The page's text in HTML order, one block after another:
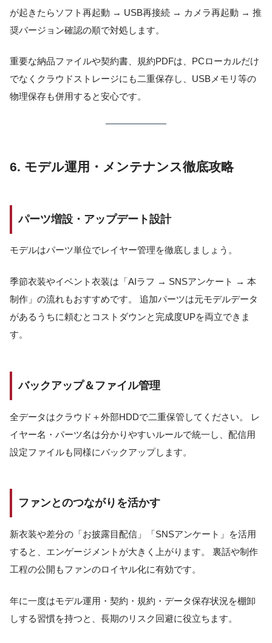
が起きたらソフト再起動 → USB再接続 → カメラ再起動 → 推
奨バージョン確認の順で対処します。
重要な納品ファイルや契約書、規約PDFは、PCローカルだけ
でなくクラウドストレージにも二重保存し、USBメモリ等の
物理保存も併用すると安心です。
6. モデル運用・メンテナンス徹底攻略
パーツ増設・アップデート設計
モデルはパーツ単位でレイヤー管理を徹底しましょう。
季節衣装やイベント衣装は「AIラフ → SNSアンケート → 本
制作」の流れもおすすめです。 追加パーツは元モデルデータ
があるうちに頼むとコストダウンと完成度UPを両立できま
す。
バックアップ＆ファイル管理
全データはクラウド＋外部HDDで二重保管してください。 レ
イヤー名・パーツ名は分かりやすいルールで統一し、配信用
設定ファイルも同様にバックアップします。
ファンとのつながりを活かす
新衣装や差分の「お披露目配信」「SNSアンケート」を活用
すると、エンゲージメントが大きく上がります。 裏話や制作
工程の公開もファンのロイヤル化に有効です。
年に一度はモデル運用・契約・規約・データ保存状況を棚卸
しする習慣を持つと、長期のリスク回避に役立ちます。